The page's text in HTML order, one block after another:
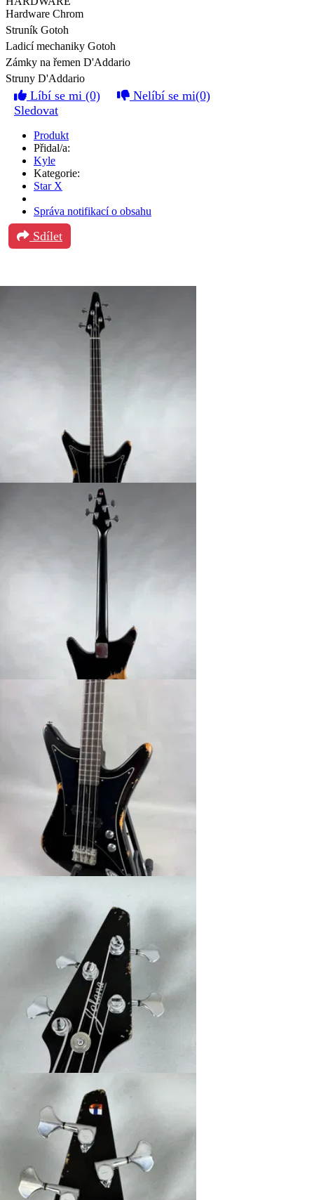
Hardware Chrom
Struník Gotoh
Ladicí mechaniky Gotoh
Zámky na řemen D'Addario
Struny D'Addario
Líbí se mi (0) Nelíbí se mi(0)
Sledovat
Produkt
Přidal/a:
Kyle
Kategorie:
Star X
Správa notifikací o obsahu
Sdílet